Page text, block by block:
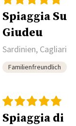
Spiaggia Su
Giudeu
Sardinien, Cagliari
Familienfreundlich
Spiaggia di